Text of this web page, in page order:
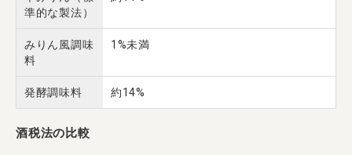
準的な製法）
みりん風調味
料
1%未満
発酵調味料 約14%
酒税法の比較